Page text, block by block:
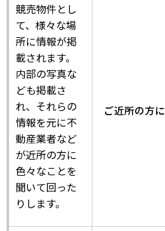
競売物件とし
て、様々な場
所に情報が掲
載されます。
内部の写真な
ども掲載さ
れ、それらの
情報を元に不
動産業者など
が近所の方に
色々なことを
聞いて回った
りします。
ご近所の方に